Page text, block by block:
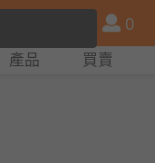
尋
產
品
比
會
員
0
產品 買賣